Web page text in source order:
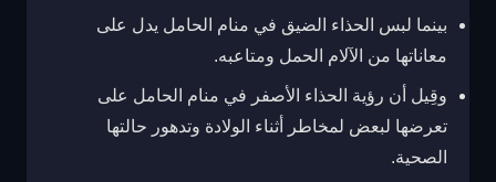
بينما لبس الحذاء الضيق في منام الحامل يدل على
معاناتها من الآلام الحمل ومتاعبه.
وقِيل أن رؤية الحذاء الأصفر في منام الحامل على
تعرضها لبعض لمخاطر أثناء الولادة وتدهور حالتها
الصحية.